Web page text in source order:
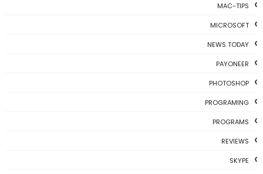
MAC-TIPS
MICROSOFT
NEWS TODAY
PAYONEER
PHOTOSHOP
PROGRAMING
PROGRAMS
REVIEWS
SKYPE